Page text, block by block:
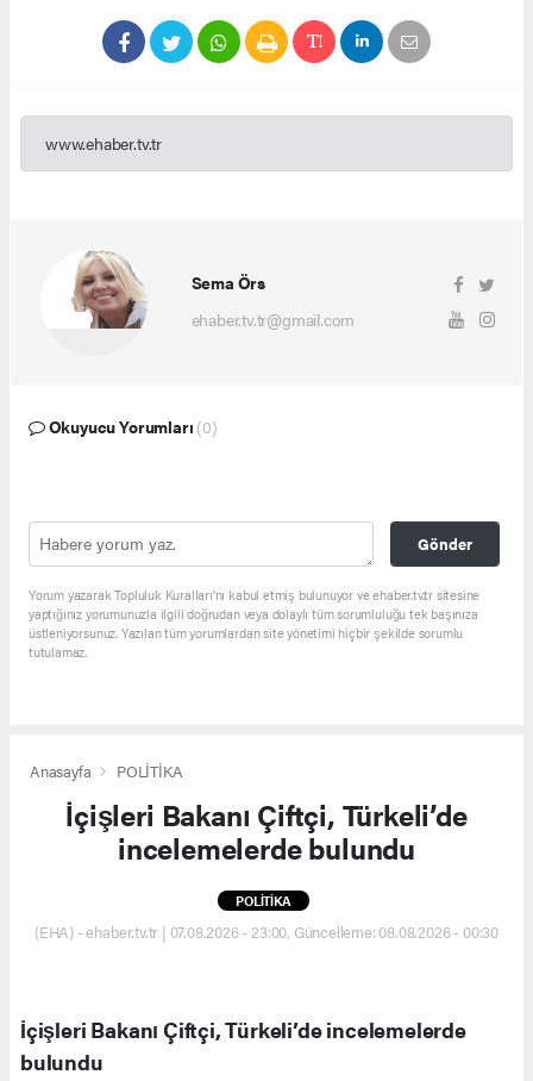
www.ehaber.tv.tr
Sema Örs
ehaber.tv.tr@gmail.com
Okuyucu Yorumları (0)
Gönder
Yorum yazarak Topluluk Kuralları’nı kabul etmiş bulunuyor ve ehaber.tv.tr sitesine
yaptığınız yorumunuzla ilgili doğrudan veya dolaylı tüm sorumluluğu tek başınıza
üstleniyorsunuz. Yazılan tüm yorumlardan site yönetimi hiçbir şekilde sorumlu
tutulamaz.
Anasayfa POLİTİKA
İçişleri Bakanı Çiftçi, Türkeli’de
incelemelerde bulundu
POLİTİKA
(EHA) - ehaber.tv.tr | 07.08.2026 - 23:00, Güncelleme: 08.08.2026 - 00:30
İçişleri Bakanı Çiftçi, Türkeli’de incelemelerde
bulundu